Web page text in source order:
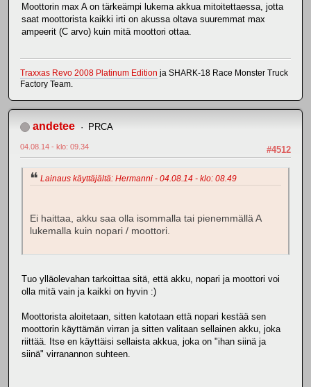
Moottorin max A on tärkeämpi lukema akkua mitoitettaessa, jotta
saat moottorista kaikki irti on akussa oltava suuremmat max
ampeerit (C arvo) kuin mitä moottori ottaa.
Traxxas Revo 2008 Platinum Edition ja SHARK-18 Race Monster Truck
Factory Team.
andetee PRCA
#4512
04.08.14 - klo: 09.34
Lainaus käyttäjältä: Hermanni - 04.08.14 - klo: 08.49
Ei haittaa, akku saa olla isommalla tai pienemmällä A
lukemalla kuin nopari / moottori.
Tuo ylläolevahan tarkoittaa sitä, että akku, nopari ja moottori voi
olla mitä vain ja kaikki on hyvin :)
Moottorista aloitetaan, sitten katotaan että nopari kestää sen
moottorin käyttämän virran ja sitten valitaan sellainen akku, joka
riittää. Itse en käyttäisi sellaista akkua, joka on "ihan siinä ja
siinä" virranannon suhteen.